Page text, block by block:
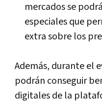
mercados se
especiales que
extra sobre los
Además, durante el
podrán conseguir
digitales de la